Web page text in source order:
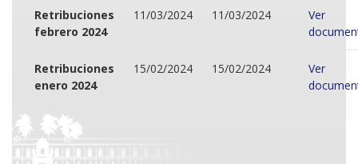
Retribuciones
febrero 2024
11/03/2024 11/03/2024
Ver
Retribuciones
enero 2024
15/02/2024 15/02/2024
Ver